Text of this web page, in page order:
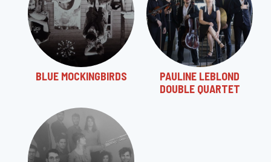
BLUE MOCKINGBIRDS
PAULINE LEBLOND
DOUBLE QUARTET